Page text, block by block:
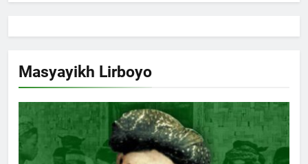
Masyayikh Lirboyo